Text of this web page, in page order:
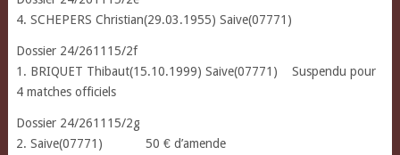
4. SCHEPERS Christian(29.03.1955) Saive(07771)
Dossier 24/261115/2f
1. BRIQUET Thibaut(15.10.1999) Saive(07771) Suspendu pour
4 matches officiels
Dossier 24/261115/2g
2. Saive(07771) 50 € d’amende